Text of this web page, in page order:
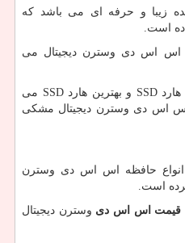
زیبا و حرفه ای می باشد که
است.
اس اس دی وسترن دیجیتال می
هاردSSD و بهترین هاردSSD می
اس اس دی وسترن دیجیتال مشکی
انواع حافظه اس اس دی وسترن
است.
قیمت اس اس دی وسترن دیجیتال